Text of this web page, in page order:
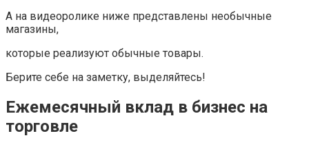
А на видеоролике ниже представлены необычные
магазины,
которые реализуют обычные товары.
Берите себе на заметку, выделяйтесь!
Ежемесячный вклад в бизнес на
торговле